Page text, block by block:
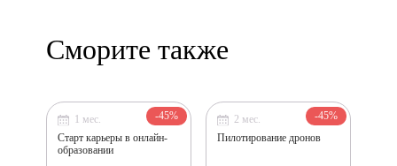
Сморите также
1 мес.
Старт карьеры в онлайн-
образовании
-45%
2 мес.
Пилотирование дронов
-45%